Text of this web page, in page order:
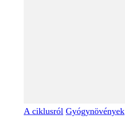
A ciklusról Gyógynövények